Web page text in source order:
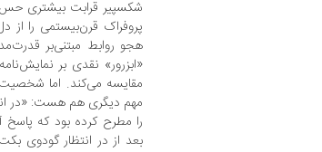
شکسپیر قرابت بیشتری حس
پروفراک قرن‌بیستمی را
مقایسه می‌کند. اما
مهم دیگری هم هست: «در
را مطرح کرده بود که پاسخ
بعد از در انتظار گودوی